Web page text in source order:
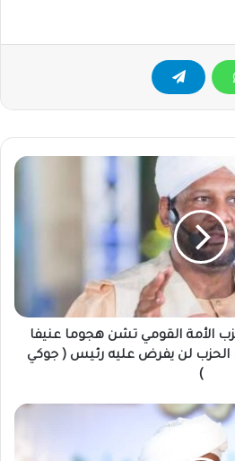
الأمة القومي تشن هجوما عنيفا
الحزب لن يفرض عليه رئيس ( جوكي
)